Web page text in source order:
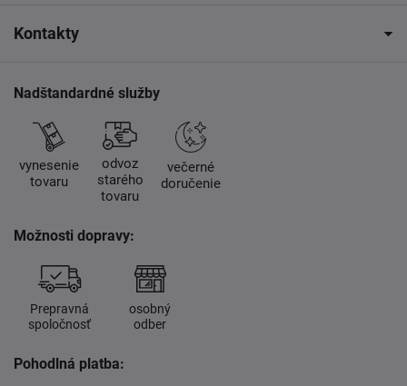
Kontakty
Nadštandardné služby
vynesenie
tovaru
odvoz
starého
tovaru
večerné
doručenie
Možnosti dopravy:
Prepravná
spoločnosť
osobný
odber
Pohodlná platba: